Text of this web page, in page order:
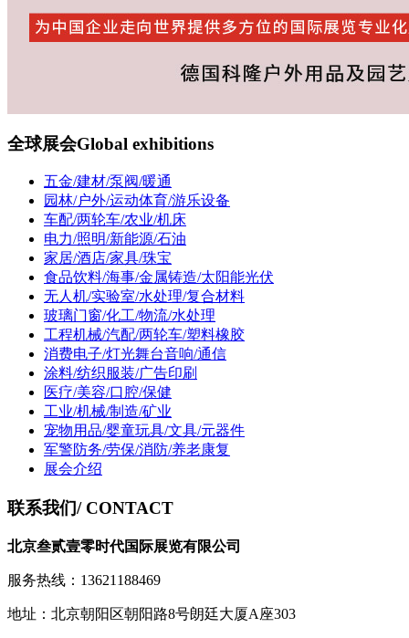
全球展会Global exhibitions
五金/建材/泵阀/暖通
园林/户外/运动体育/游乐设备
车配/两轮车/农业/机床
电力/照明/新能源/石油
家居/酒店/家具/珠宝
食品饮料/海事/金属铸造/太阳能光伏
无人机/实验室/水处理/复合材料
玻璃门窗/化工/物流/水处理
工程机械/汽配/两轮车/塑料橡胶
消费电子/灯光舞台音响/通信
涂料/纺织服装/广告印刷
医疗/美容/口腔/保健
工业/机械/制造/矿业
宠物用品/婴童玩具/文具/元器件
军警防务/劳保/消防/养老康复
展会介绍
联系我们/ CONTACT
北京叁贰壹零时代国际展览有限公司
服务热线：13621188469
地址：北京朝阳区朝阳路8号朗廷大厦A座303